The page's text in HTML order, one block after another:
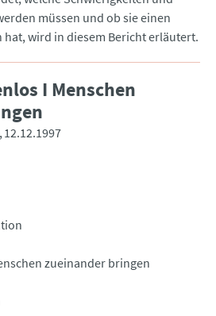
müssen und ob sie einen
wird in diesem Bericht erläutert.
I Menschen
12.12.1997
zueinander bringen